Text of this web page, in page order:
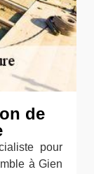
de
pour
à Gien